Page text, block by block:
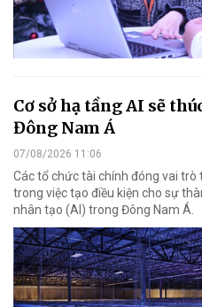
Cơ sở hạ tầng AI sẽ
Đông Nam Á
07/08/2026 11:06
Các tổ chức tài chính đóng vai
trong việc tạo điều kiện cho sự
nhân tạo (AI) trong Đông Nam Á.